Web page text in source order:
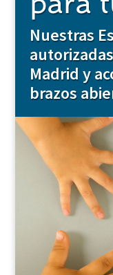
Nuestras
Madrid y
brazos